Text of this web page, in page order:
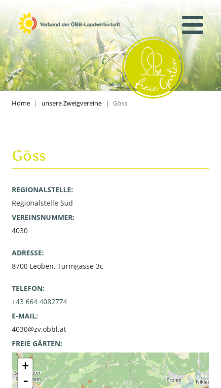
Home unsere Zweigvereine Göss
Göss
REGIONALSTELLE:
Regionalstelle Süd
VEREINSNUMMER:
4030
ADRESSE:
8700 Leoben, Turmgasse 3c
TELEFON:
+43 664 4082774
E-MAIL:
4030@zv.obbl.at
FREIE GÄRTEN:
0
+
-